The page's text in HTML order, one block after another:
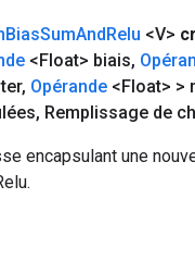
BiasSumAndRelu <V>
<Float> biais,
, Opérande <Float> >
, Remplissage de
encapsulant une